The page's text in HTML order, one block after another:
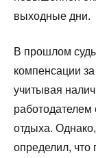
выходные дни.
В прошлом
компенсации
учитывая
отдыха.
определил, что